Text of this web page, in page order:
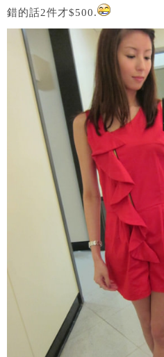
錯的話2件才$500.